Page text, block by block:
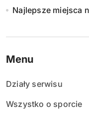
Najlepsze miejsca
Menu
Działy serwisu
Wszystko o sporcie